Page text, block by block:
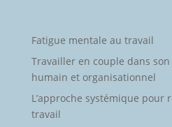
Fatigue mentale au travail
Travailler en couple dans
humain et organisationnel
L’approche systémique pour
travail